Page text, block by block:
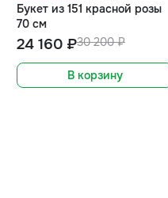
Букет из 151 красной розы
70 см
30 200 ₽
24 160 ₽
В корзину